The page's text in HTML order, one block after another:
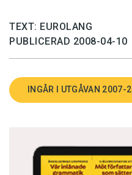
TEXT: EUROLANG
PUBLICERAD 2008-04-10
INGÅR I UTGÅVAN 2007-2